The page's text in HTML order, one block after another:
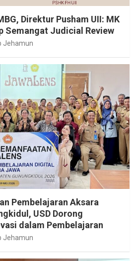
Direktur Pusham UII: MK
Semangat Judicial Review
Jehamun
Pembelajaran Aksara
USD Dorong
dalam Pembelajaran
Jehamun